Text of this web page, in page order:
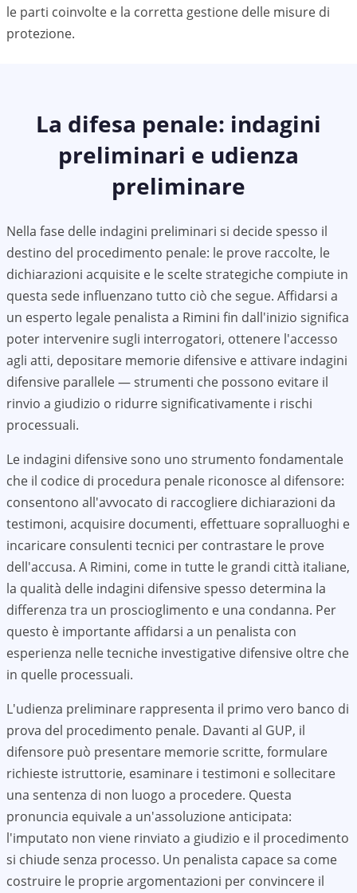
le parti coinvolte e la corretta gestione delle misure di
protezione.
La difesa penale: indagini
preliminari e udienza
preliminare
Nella fase delle indagini preliminari si decide spesso il
destino del procedimento penale: le prove raccolte, le
dichiarazioni acquisite e le scelte strategiche compiute in
questa sede influenzano tutto ciò che segue. Affidarsi a
un esperto legale penalista a Rimini fin dall'inizio significa
poter intervenire sugli interrogatori, ottenere l'accesso
agli atti, depositare memorie difensive e attivare indagini
difensive parallele — strumenti che possono evitare il
rinvio a giudizio o ridurre significativamente i rischi
processuali.
Le indagini difensive sono uno strumento fondamentale
che il codice di procedura penale riconosce al difensore:
consentono all'avvocato di raccogliere dichiarazioni da
testimoni, acquisire documenti, effettuare sopralluoghi e
incaricare consulenti tecnici per contrastare le prove
dell'accusa. A Rimini, come in tutte le grandi città italiane,
la qualità delle indagini difensive spesso determina la
differenza tra un proscioglimento e una condanna. Per
questo è importante affidarsi a un penalista con
esperienza nelle tecniche investigative difensive oltre che
in quelle processuali.
L'udienza preliminare rappresenta il primo vero banco di
prova del procedimento penale. Davanti al GUP, il
difensore può presentare memorie scritte, formulare
richieste istruttorie, esaminare i testimoni e sollecitare
una sentenza di non luogo a procedere. Questa
pronuncia equivale a un'assoluzione anticipata:
l'imputato non viene rinviato a giudizio e il procedimento
si chiude senza processo. Un penalista capace sa come
costruire le proprie argomentazioni per convincere il